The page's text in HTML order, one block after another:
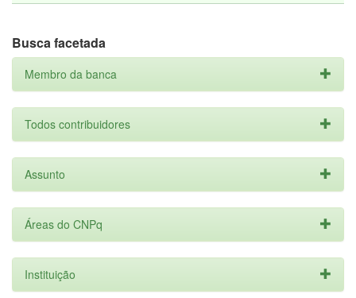
Busca facetada
Membro da banca
Todos contribuidores
Assunto
Áreas do CNPq
Instituição